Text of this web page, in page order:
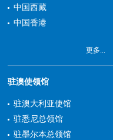
中国西藏
中国香港
更多...
驻澳使领馆
驻澳大利亚使馆
驻悉尼总领馆
驻墨尔本总领馆